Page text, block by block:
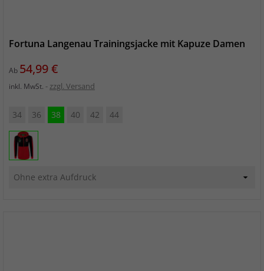
Fortuna Langenau Trainingsjacke mit Kapuze Damen
Ab Preis
54,99 €
inkl. MwSt. zzgl. Versand
34 36 38 40 42 44